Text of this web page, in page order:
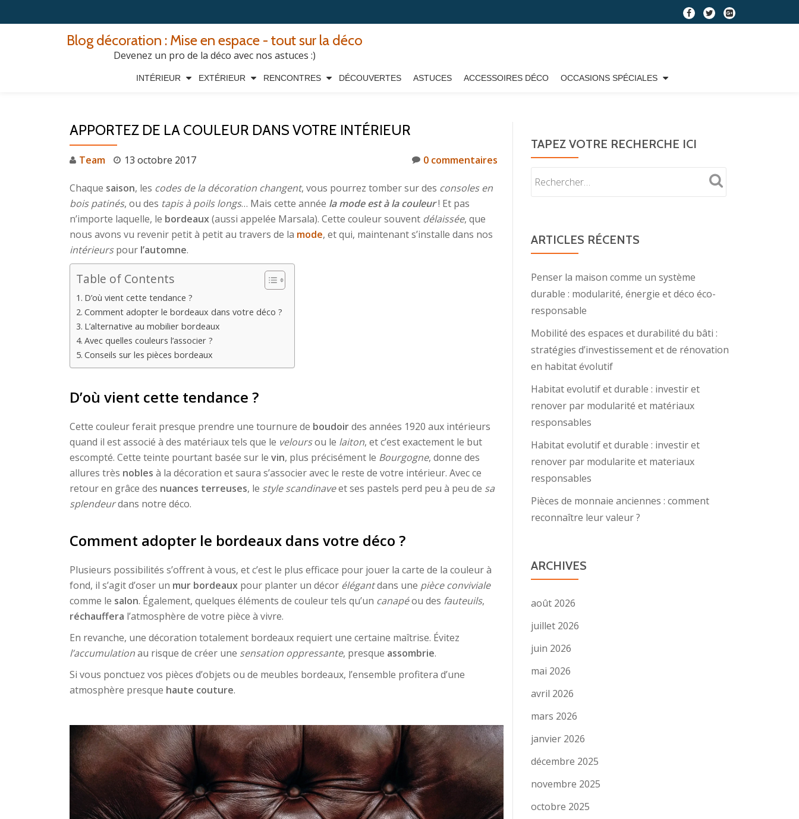
fa-
fa-
fa-
Blog décoration : Mise en espace - tout sur la déco
Devenez un pro de la déco avec nos astuces :)
INTÉRIEUR EXTÉRIEUR RENCONTRES DÉCOUVERTES ASTUCES ACCESSOIRES DÉCO OCCASIONS SPÉCIALES
APPORTEZ DE LA COULEUR DANS VOTRE INTÉRIEUR
Team 13 octobre 2017 0 commentaires
Chaque saison, les codes de la décoration changent, vous pourrez tomber sur des consoles en
bois patinés, ou des tapis à poils longs… Mais cette année la mode est à la couleur! Et pas
n’importe laquelle, le bordeaux(aussi appelée Marsala). Cette couleur souvent délaissée, que
nous avons vu revenir petit à petit au travers de la mode, et qui, maintenant s’installe dans nos
intérieurspour l’automne.
Table of Contents
D’où vient cette tendance ?
Comment adopter le bordeaux dans votre déco ?
L’alternative au mobilier bordeaux
Avec quelles couleurs l’associer ?
Conseils sur les pièces bordeaux
D’où vient cette tendance ?
Cette couleur ferait presque prendre une tournure de boudoirdes années 1920 aux intérieurs
quand il est associé à des matériaux tels que le veloursou le laiton, et c’est exactement le but
escompté. Cette teinte pourtant basée sur le vin, plus précisément le Bourgogne, donne des
allures très nobles à la décoration et saura s’associer avec le reste de votre intérieur. Avec ce
retour en grâce des nuances terreuses, le style scandinaveet ses pastels perd peu à peu de sa
splendeurdans notre déco.
Comment adopter le bordeaux dans votre déco ?
Plusieurs possibilités s’offrent à vous, et c’est le plus efficace pour jouer la carte de la couleur à
fond, il s’agit d’oser un mur bordeaux pour planter un décor élégantdans une pièce conviviale
comme le salon. Également, quelques éléments de couleur tels qu’un canapéou des fauteuils,
réchauffera l’atmosphère de votre pièce à vivre.
En revanche, une décoration totalement bordeaux requiert une certaine maîtrise. Évitez
l’accumulationau risque de créer une sensation oppressante, presque assombrie.
Si vous ponctuez vos pièces d’objets ou de meubles bordeaux, l’ensemble profitera d’une
atmosphère presque haute couture.
TAPEZ VOTRE RECHERCHE ICI
ARTICLES RÉCENTS
Penser la maison comme un système
durable : modularité, énergie et déco éco-
responsable
Mobilité des espaces et durabilité du bâti :
stratégies d’investissement et de rénovation
en habitat évolutif
Habitat evolutif et durable : investir et
renover par modularité et matériaux
responsables
Habitat evolutif et durable : investir et
renover par modularite et materiaux
responsables
Pièces de monnaie anciennes : comment
reconnaître leur valeur ?
ARCHIVES
août 2026
juillet 2026
juin 2026
mai 2026
avril 2026
mars 2026
janvier 2026
décembre 2025
novembre 2025
octobre 2025